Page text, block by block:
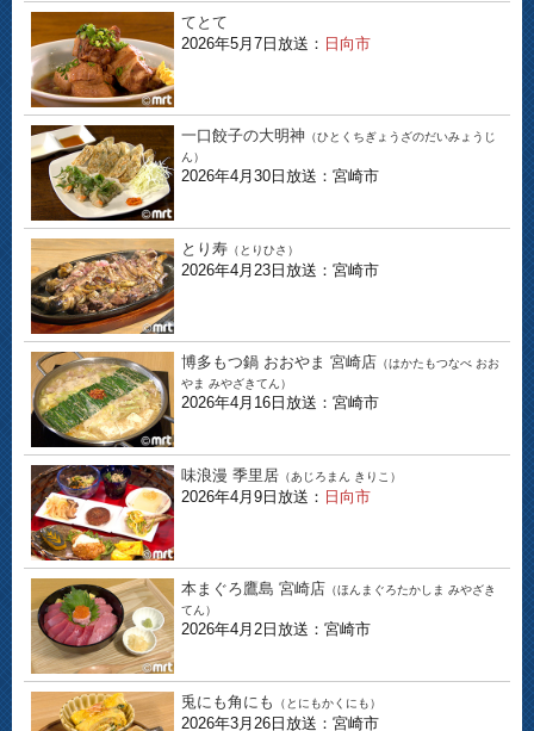
てとて
2026年5月7日放送： 日向市
一口餃子の大明神 （ひとくちぎょうざのだいみょうじ
ん）
2026年4月30日放送：宮崎市
とり寿 （とりひさ）
2026年4月23日放送：宮崎市
博多もつ鍋 おおやま 宮崎店 （はかたもつなべ おお
やま みやざきてん）
2026年4月16日放送：宮崎市
味浪漫 季里居 （あじろまん きりこ）
2026年4月9日放送： 日向市
本まぐろ鷹島 宮崎店 （ほんまぐろたかしま みやざき
てん）
2026年4月2日放送：宮崎市
兎にも角にも （とにもかくにも）
2026年3月26日放送：宮崎市